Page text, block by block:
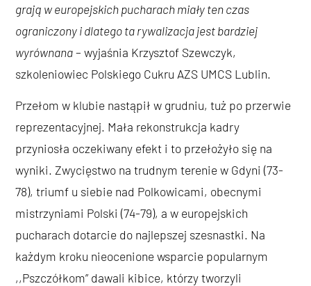
grają w europejskich pucharach miały ten czas
ograniczony i dlatego ta rywalizacja jest bardziej
wyrównana– wyjaśnia Krzysztof Szewczyk,
szkoleniowiec Polskiego Cukru AZS UMCS Lublin.
Przełom w klubie nastąpił w grudniu, tuż po przerwie
reprezentacyjnej. Mała rekonstrukcja kadry
przyniosła oczekiwany efekt i to przełożyło się na
wyniki. Zwycięstwo na trudnym terenie w Gdyni (73-
78), triumf u siebie nad Polkowicami, obecnymi
mistrzyniami Polski (74-79), a w europejskich
pucharach dotarcie do najlepszej szesnastki. Na
każdym kroku nieocenione wsparcie popularnym
,,Pszczółkom” dawali kibice, którzy tworzyli